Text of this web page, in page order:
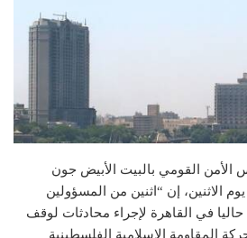
القومي بالبيت الأبيض جون
الاثنين، إن “اثنين من المسؤولين
حاليا في القاهرة لإجراء محادثات لوقف
المقاومة الإسلامية الفلسطينية